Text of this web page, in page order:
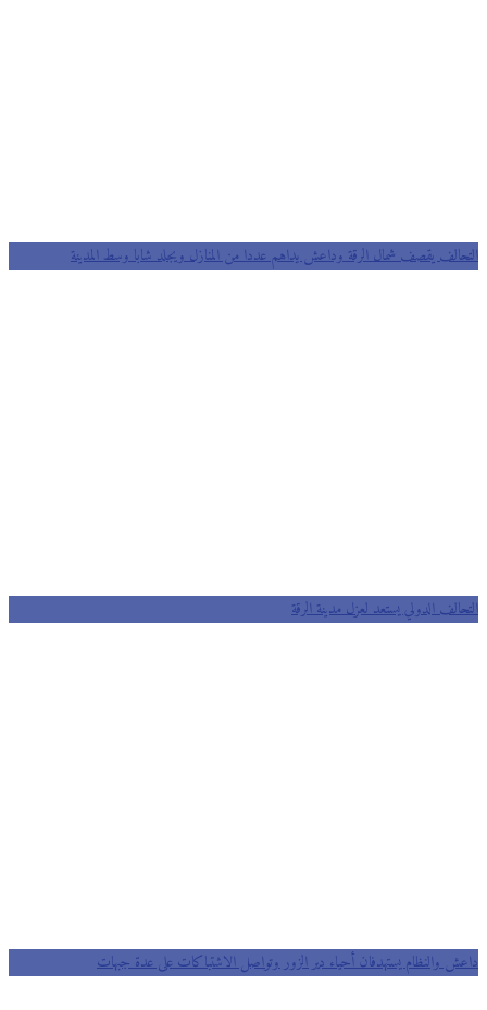
التحالف يقصف شمال الرقة وداعش يداهم عددا من المنازل ويجلد شابا وسط المدينة
التحالف الدولي يستعد لعزل مدينة الرقة
داعش والنظام يستهدفان أحياء دير الزور وتواصل الاشتباكات على عدة جبهات